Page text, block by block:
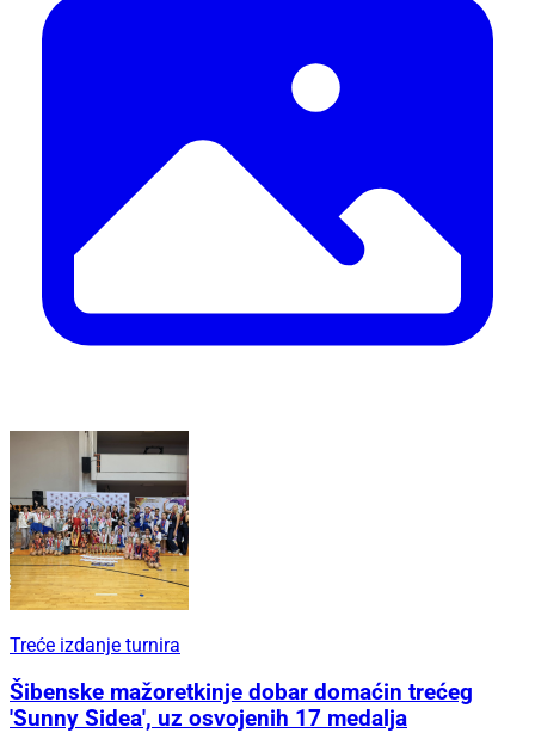
Treće izdanje turnira
Šibenske mažoretkinje dobar domaćin trećeg
'Sunny Sidea', uz osvojenih 17 medalja